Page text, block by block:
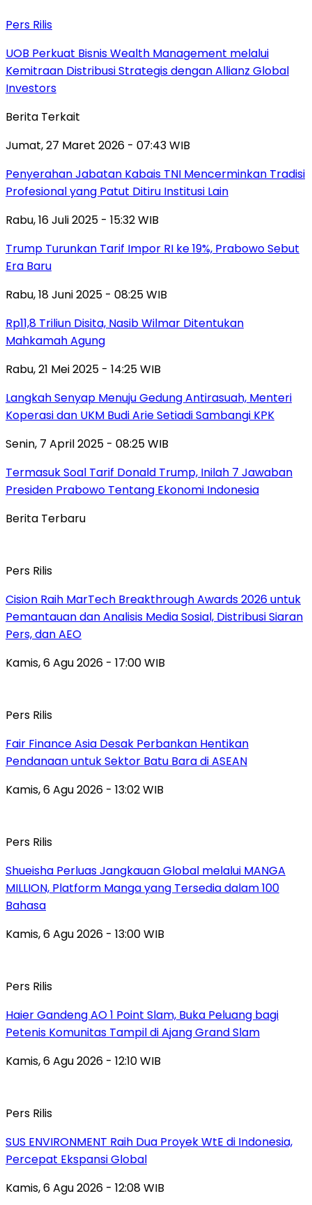
Pers Rilis
UOB Perkuat Bisnis Wealth Management melalui
Kemitraan Distribusi Strategis dengan Allianz Global
Investors
Berita Terkait
Jumat, 27 Maret 2026 - 07:43 WIB
Penyerahan Jabatan Kabais TNI Mencerminkan Tradisi
Profesional yang Patut Ditiru Institusi Lain
Rabu, 16 Juli 2025 - 15:32 WIB
Trump Turunkan Tarif Impor RI ke 19%, Prabowo Sebut
Era Baru
Rabu, 18 Juni 2025 - 08:25 WIB
Rp11,8 Triliun Disita, Nasib Wilmar Ditentukan
Mahkamah Agung
Rabu, 21 Mei 2025 - 14:25 WIB
Langkah Senyap Menuju Gedung Antirasuah, Menteri
Koperasi dan UKM Budi Arie Setiadi Sambangi KPK
Senin, 7 April 2025 - 08:25 WIB
Termasuk Soal Tarif Donald Trump, Inilah 7 Jawaban
Presiden Prabowo Tentang Ekonomi Indonesia
Berita Terbaru
Pers Rilis
Cision Raih MarTech Breakthrough Awards 2026 untuk
Pemantauan dan Analisis Media Sosial, Distribusi Siaran
Pers, dan AEO
Kamis, 6 Agu 2026 - 17:00 WIB
Pers Rilis
Fair Finance Asia Desak Perbankan Hentikan
Pendanaan untuk Sektor Batu Bara di ASEAN
Kamis, 6 Agu 2026 - 13:02 WIB
Pers Rilis
Shueisha Perluas Jangkauan Global melalui MANGA
MILLION, Platform Manga yang Tersedia dalam 100
Bahasa
Kamis, 6 Agu 2026 - 13:00 WIB
Pers Rilis
Haier Gandeng AO 1 Point Slam, Buka Peluang bagi
Petenis Komunitas Tampil di Ajang Grand Slam
Kamis, 6 Agu 2026 - 12:10 WIB
Pers Rilis
SUS ENVIRONMENT Raih Dua Proyek WtE di Indonesia,
Percepat Ekspansi Global
Kamis, 6 Agu 2026 - 12:08 WIB